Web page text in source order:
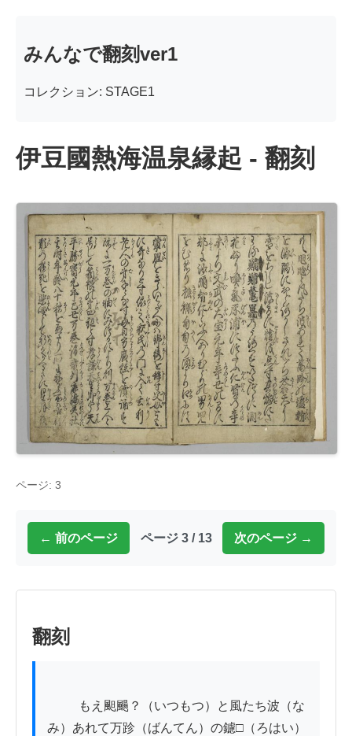
みんなで翻刻ver1
コレクション: STAGE1
伊豆國熱海温泉縁起 - 翻刻
ページ: 3
← 前のページ ページ 3 / 13 次のページ →
翻刻
み）あれて万跈（ばんてん）の鑢□（ろはい）